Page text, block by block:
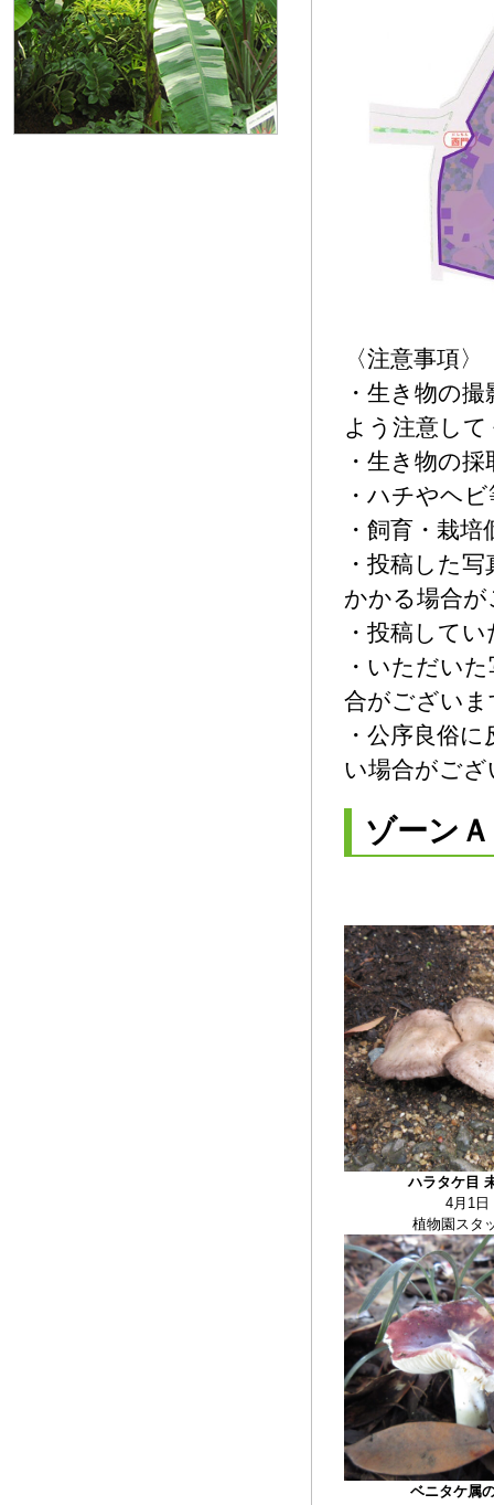
〈注意事項〉
・生き物の
よう注意し
・生き物の
・ハチやヘ
・飼育・栽
・投稿した
かかる場合
・投稿して
・いただい
合がございま
・公序良俗
い場合がご
ゾーン
ハラタケ目
4月1日
植物園スタ
ベニタケ属